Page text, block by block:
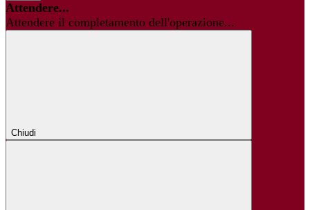
Attendere...
Attendere il completamento dell'operazione...
Chiudi